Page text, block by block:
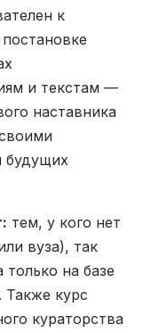
к
и текстам —
наставника
будущих
тем, у кого нет
вуза), так
на базе
Также курс
кураторства